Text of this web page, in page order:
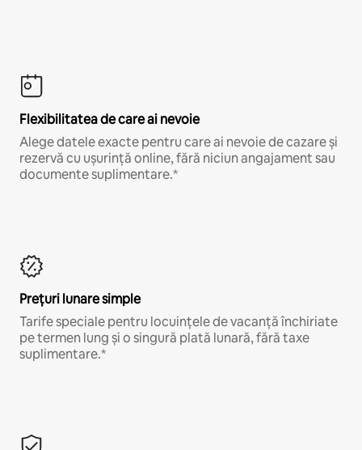
Flexibilitatea de care ai nevoie
Alege datele exacte pentru care ai nevoie de cazare și
rezervă cu ușurință online, fără niciun angajament sau
documente suplimentare.*
Prețuri lunare simple
Tarife speciale pentru locuințele de vacanță închiriate
pe termen lung și o singură plată lunară, fără taxe
suplimentare.*